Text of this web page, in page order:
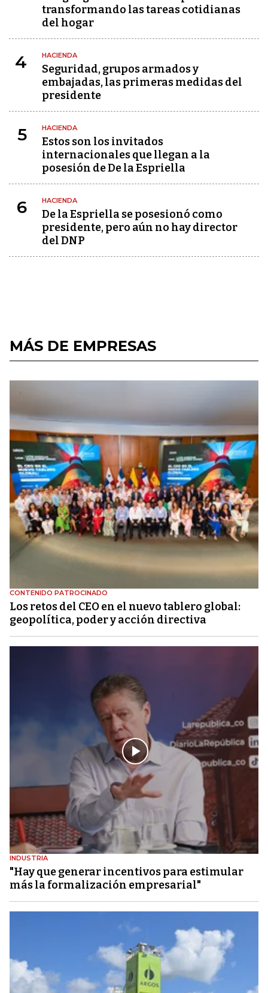
transformando las tareas cotidianas
del hogar
4 HACIENDA
Seguridad, grupos armados y
embajadas, las primeras medidas del
presidente
5 HACIENDA
Estos son los invitados
internacionales que llegan a la
posesión de De la Espriella
6 HACIENDA
De la Espriella se posesionó como
presidente, pero aún no hay director
del DNP
MÁS DE EMPRESAS
CONTENIDO PATROCINADO
Los retos del CEO en el nuevo tablero global:
geopolítica, poder y acción directiva
INDUSTRIA
"Hay que generar incentivos para estimular
más la formalización empresarial"